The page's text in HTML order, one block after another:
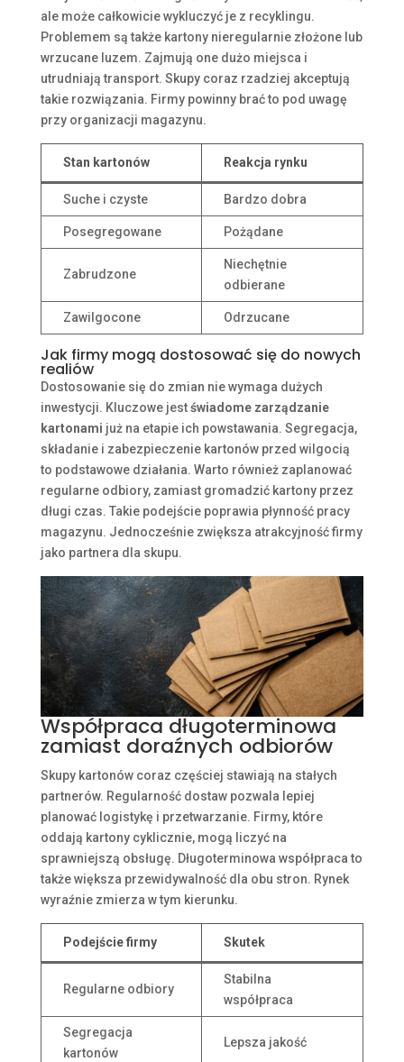
ale może całkowicie wykluczyć je z recyklingu.
Problemem są także kartony nieregularnie złożone lub
wrzucane luzem. Zajmują one dużo miejsca i
utrudniają transport. Skupy coraz rzadziej akceptują
takie rozwiązania. Firmy powinny brać to pod uwagę
przy organizacji magazynu.
Stan kartonów Reakcja rynku
Suche i czyste Bardzo dobra
Posegregowane Pożądane
Zabrudzone
Niechętnie
odbierane
Zawilgocone Odrzucane
Jak firmy mogą dostosować się do nowych
realiów
Dostosowanie się do zmian nie wymaga dużych
inwestycji. Kluczowe jestświadome zarządzanie
kartonami już na etapie ich powstawania. Segregacja,
składanie i zabezpieczenie kartonów przed wilgocią
to podstawowe działania. Warto również zaplanować
regularne odbiory, zamiast gromadzić kartony przez
długi czas. Takie podejście poprawia płynność pracy
magazynu. Jednocześnie zwiększa atrakcyjność firmy
jako partnera dla skupu.
Współpraca długoterminowa
zamiast doraźnych odbiorów
Skupy kartonów coraz częściej stawiają na stałych
partnerów. Regularność dostaw pozwala lepiej
planować logistykę i przetwarzanie. Firmy, które
oddają kartony cyklicznie, mogą liczyć na
sprawniejszą obsługę. Długoterminowa współpraca to
także większa przewidywalność dla obu stron. Rynek
wyraźnie zmierza w tym kierunku.
Podejście firmy Skutek
Regularne odbiory
Stabilna
współpraca
Segregacja
kartonów
Lepsza jakość